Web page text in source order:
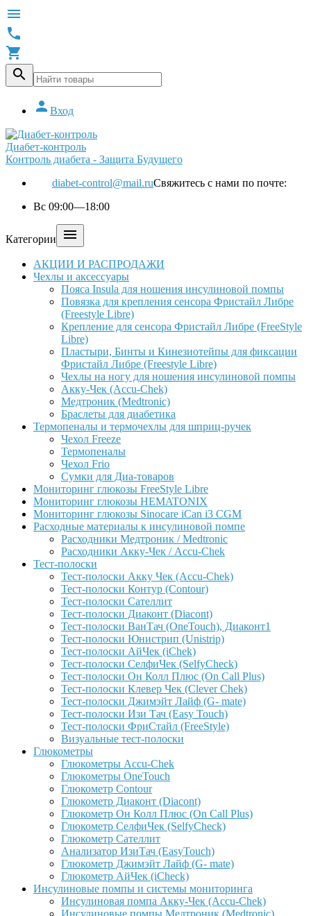




 Вход
Диабет-контроль
Контроль диабета - Защита Будущего
diabet-control@mail.ruСвяжитесь с нами по почте:
Вс 09:00—18:00
Категории 
АКЦИИ И РАСПРОДАЖИ
Чехлы и аксессуары
Пояса Insula для ношения инсулиновой помпы
Повязка для крепления сенсора Фристайл Либре
(Freestyle Libre)
Крепление для сенсора Фристайл Либре (FreeStyle
Libre)
Пластыри, Бинты и Кинезиотейпы для фиксации
Фристайл Либре (Freestyle Libre)
Чехлы на ногу для ношения инсулиновой помпы
Акку-Чек (Accu-Chek)
Медтроник (Medtronic)
Браслеты для диабетика
Термопеналы и термочехлы для шприц-ручек
Чехол Freeze
Термопеналы
Чехол Frio
Сумки для Диа-товаров
Мониторинг глюкозы FreeStyle Libre
Мониторинг глюкозы HEMATONIX
Мониторинг глюкозы Sinocare iCan i3 CGM
Расходные материалы к инсулиновой помпе
Расходники Медтроник / Medtronic
Расходники Акку-Чек / Accu-Chek
Тест-полоски
Тест-полоски Акку Чек (Accu-Chek)
Тест-полоски Контур (Contour)
Тест-полоски Сателлит
Тест-полоски Диаконт (Diacont)
Тест-полоски ВанТач (OneTouch), Диаконт1
Тест-полоски Юнистрип (Unistrip)
Тест-полоски АйЧек (iChek)
Тест-полоски СелфиЧек (SelfyCheck)
Тест-полоски Он Колл Плюс (On Call Plus)
Тест-полоски Клевер Чек (Clever Chek)
Тест-полоски Джимэйт Лайф (G- mate)
Тест-полоски Изи Тач (Easy Touch)
Тест-полоски ФриCтайл (FreeStyle)
Визуальные тест-полоски
Глюкометры
Глюкометры Accu-Сhek
Глюкометры OneTouch
Глюкометр Contour
Глюкометр Диаконт (Diacont)
Глюкометр Он Колл Плюс (On Call Plus)
Глюкометр СелфиЧек (SelfyCheck)
Глюкометр Сателлит
Анализатор ИзиТач (EasyTouch)
Глюкометр Джимэйт Лайф (G- mate)
Глюкометр АйЧек (iCheck)
Инсулиновые помпы и системы мониторинга
Инсулиновая помпа Акку-Чек (Accu-Chek)
Инсулиновые помпы Медтроник (Medtronic)